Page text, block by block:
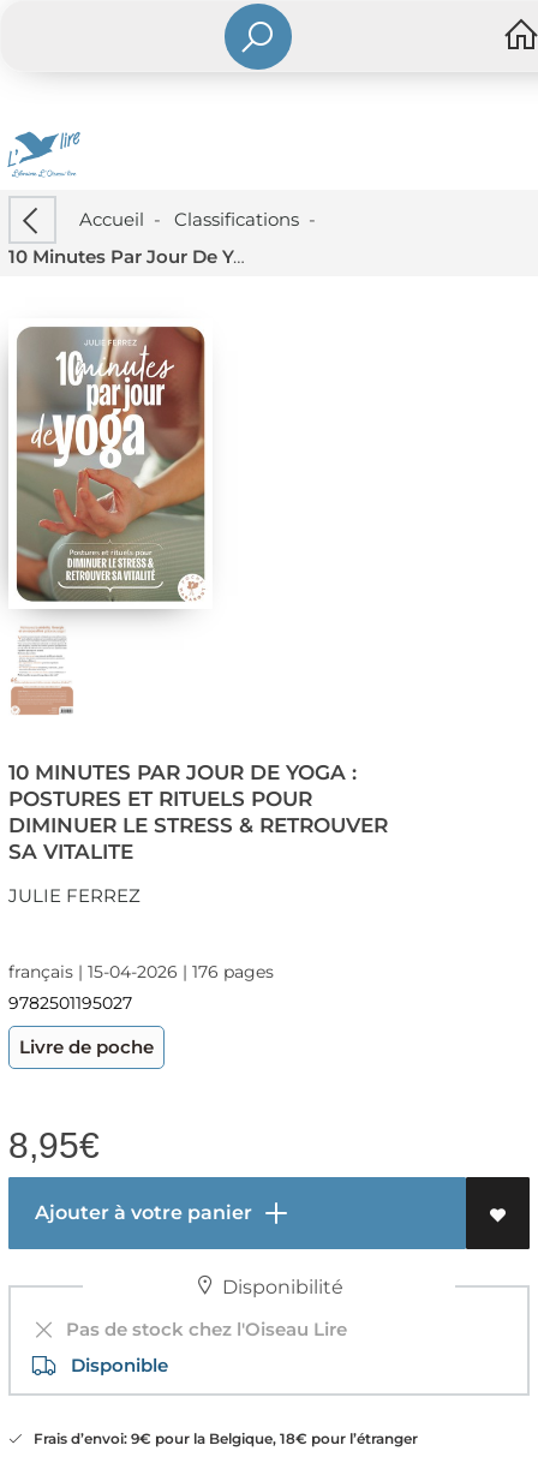
Accueil - Classifications-
10 Minutes Par Jour De Yoga : Postures Et Rituels Pour Diminuer Le Stress & Retrouver Sa Vitalite
10 MINUTES PAR JOUR DE YOGA :
POSTURES ET RITUELS POUR
DIMINUER LE STRESS & RETROUVER
SA VITALITE
JULIE FERREZ
français | 15-04-2026 | 176 pages
9782501195027
Livre de poche
8,95€
Ajouter à votre panier
Disponibilité
Pas de stock chez l'Oiseau Lire
Disponible
Frais d’envoi: 9€ pour la Belgique, 18€ pour l’étranger